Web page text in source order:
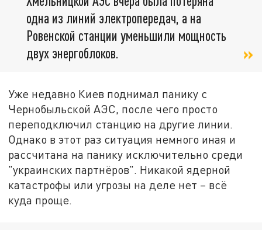
одна из линий электропередач, а на
Ровенской станции уменьшили мощность
двух энергоблоков.
Уже недавно Киев поднимал панику с
Чернобыльской АЭС, после чего просто
переподключил станцию на другие линии.
Однако в этот раз ситуация немного иная и
рассчитана на панику исключительно среди
"украинских партнёров". Никакой ядерной
катастрофы или угрозы на деле нет – всё
куда проще.